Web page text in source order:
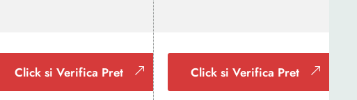
Click si Verifica Pret Click si Verifica Pret